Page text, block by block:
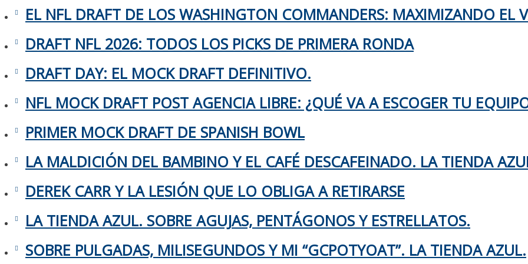
EL NFL DRAFT DE LOS WASHINGTON COMMANDERS: MAXIMIZANDO EL
DRAFT NFL 2026: TODOS LOS PICKS DE PRIMERA RONDA
DRAFT DAY: EL MOCK DRAFT DEFINITIVO.
NFL MOCK DRAFT POST AGENCIA LIBRE: ¿QUÉ VA A ESCOGER TU
PRIMER MOCK DRAFT DE SPANISH BOWL
LA MALDICIÓN DEL BAMBINO Y EL CAFÉ DESCAFEINADO. LA TIENDA
DEREK CARR Y LA LESIÓN QUE LO OBLIGA A RETIRARSE
LA TIENDA AZUL. SOBRE AGUJAS, PENTÁGONOS Y ESTRELLATOS.
SOBRE PULGADAS, MILISEGUNDOS Y MI “GCPOTYOAT”. LA TIENDA AZUL.